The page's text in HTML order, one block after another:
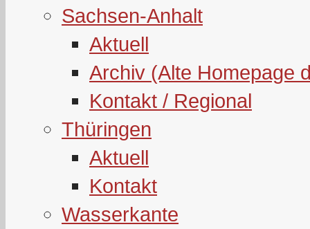
Sachsen-Anhalt
Aktuell
Archiv (Alte Homepage
Kontakt / Regional
Thüringen
Aktuell
Kontakt
Wasserkante